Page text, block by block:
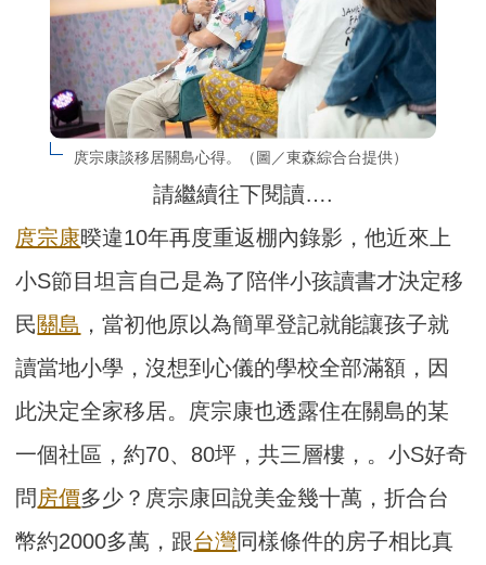
庹宗康談移居關島心得。（圖／東森綜合台提供）
請繼續往下閱讀….
庹宗康暌違10年再度重返棚內錄影，他近來上
小S節目坦言自己是為了陪伴小孩讀書才決定移
民關島 ，當初他原以為簡單登記就能讓孩子就
讀當地小學，沒想到心儀的學校全部滿額，因
此決定全家移居。庹宗康也透露住在關島的某
一個社區，約70、80坪，共三層樓，。小S好奇
問 房價多少？庹宗康回說美金幾十萬，折合台
幣約2000多萬，跟台灣同樣條件的房子相比真